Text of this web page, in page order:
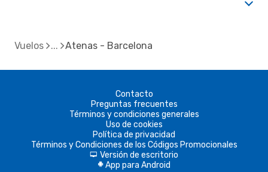
Vuelos Atenas - Barcelona
Contacto
Preguntas frecuentes
Términos y condiciones generales
Uso de cookies
Política de privacidad
Términos y Condiciones de los Códigos Promocionales
d Versión de escritorio
A App para Android